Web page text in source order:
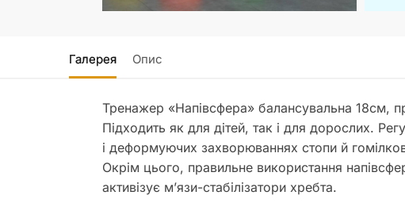
Галерея Опис
Тренажер «Напівсфера» балансувальна 18см,
Підходить як для дітей, так і для дорослих.
і деформуючих захворюваннях стопи й
Окрім цього, правильне використання
активізує м’язи-стабілізатори хребта.